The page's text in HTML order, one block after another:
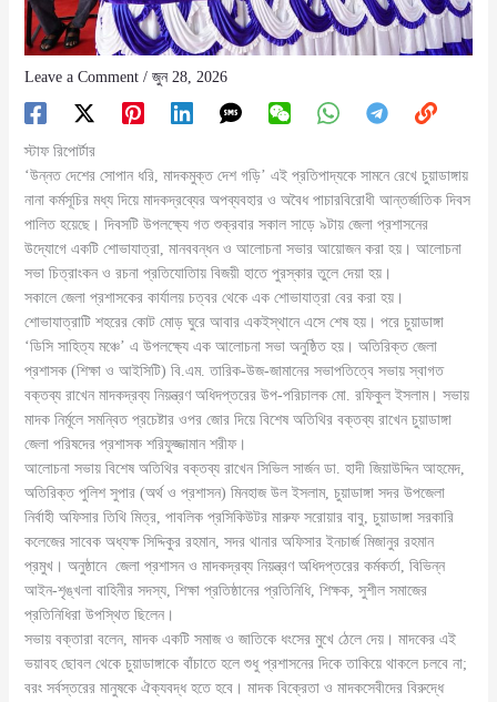
Leave a Comment / জুন 28, 2026
স্টাফ রিপোর্টার
‘উন্নত দেশের সোপান ধরি, মাদকমুক্ত দেশ গড়ি’ এই প্রতিপাদ্যকে সামনে রেখে চুয়াডাঙ্গায়
নানা কর্মসূচির মধ্য দিয়ে মাদকদ্রব্যের অপব্যবহার ও অবৈধ পাচারবিরোধী আন্তর্জাতিক দিবস
পালিত হয়েছে। দিবসটি উপলক্ষ্যে গত শুক্রবার সকাল সাড়ে ৯টায় জেলা প্রশাসনের
উদ্যোগে একটি শোভাযাত্রা, মানববন্ধন ও আলোচনা সভার আয়োজন করা হয়। আলোচনা
সভা চিত্রাংকন ও রচনা প্রতিযোতিায় বিজয়ী হাতে পুরস্কার তুলে দেয়া হয়।
সকালে জেলা প্রশাসকের কার্যালয় চত্বর থেকে এক শোভাযাত্রা বের করা হয়।
শোভাযাত্রাটি শহরের কোট মোড় ঘুরে আবার একইস্থানে এসে শেষ হয়। পরে চুয়াডাঙ্গা
‘ডিসি সাহিত্য মঞ্চে’ এ উপলক্ষ্যে এক আলোচনা সভা অনুষ্ঠিত হয়। অতিরিক্ত জেলা
প্রশাসক (শিক্ষা ও আইসিটি) বি.এম. তারিক-উজ-জামানের সভাপতিত্বে সভায় স্বাগত
বক্তব্য রাখেন মাদকদ্রব্য নিয়ন্ত্রণ অধিদপ্তরের উপ-পরিচালক মো. রফিকুল ইসলাম। সভায়
মাদক নির্মূলে সমন্বিত প্রচেষ্টার ওপর জোর দিয়ে বিশেষ অতিথির বক্তব্য রাখেন চুয়াডাঙ্গা
জেলা পরিষদের প্রশাসক শরিফুজ্জামান শরীফ।
আলোচনা সভায় বিশেষ অতিথির বক্তব্য রাখেন সিভিল সার্জন ডা. হাদী জিয়াউদ্দিন আহমেদ,
অতিরিক্ত পুলিশ সুপার (অর্থ ও প্রশাসন) মিনহাজ উল ইসলাম, চুয়াডাঙ্গা সদর উপজেলা
নির্বাহী অফিসার তিথি মিত্র, পাবলিক প্রসিকিউটর মারুফ সরোয়ার বাবু, চুয়াডাঙ্গা সরকারি
কলেজের সাবেক অধ্যক্ষ সিদ্দিকুর রহমান, সদর থানার অফিসার ইনচার্জ মিজানুর রহমান
প্রমুখ। অনুষ্ঠানে জেলা প্রশাসন ও মাদকদ্রব্য নিয়ন্ত্রণ অধিদপ্তরের কর্মকর্তা, বিভিন্ন
আইন-শৃঙ্খলা বাহিনীর সদস্য, শিক্ষা প্রতিষ্ঠানের প্রতিনিধি, শিক্ষক, সুশীল সমাজের
প্রতিনিধিরা উপস্থিত ছিলেন।
সভায় বক্তারা বলেন, মাদক একটি সমাজ ও জাতিকে ধংসের মুখে ঠেলে দেয়। মাদকের এই
ভয়াবহ ছোবল থেকে চুয়াডাঙ্গাকে বাঁচাতে হলে শুধু প্রশাসনের দিকে তাকিয়ে থাকলে চলবে না;
বরং সর্বস্তরের মানুষকে ঐক্যবদ্ধ হতে হবে। মাদক বিক্রেতা ও মাদকসেবীদের বিরুদ্ধে